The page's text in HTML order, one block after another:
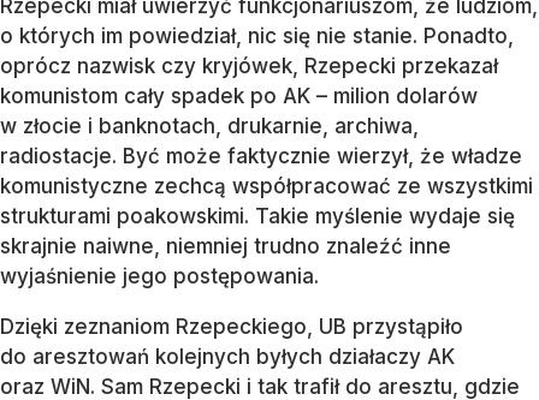
Rzepecki miał uwierzyć funkcjonariuszom, że ludziom,
o których im powiedział, nic się nie stanie. Ponadto,
oprócz nazwisk czy kryjówek, Rzepecki przekazał
komunistom cały spadek po AK – milion dolarów
w złocie i banknotach, drukarnie, archiwa,
radiostacje. Być może faktycznie wierzył, że władze
komunistyczne zechcą współpracować ze wszystkimi
strukturami poakowskimi. Takie myślenie wydaje się
skrajnie naiwne, niemniej trudno znaleźć inne
wyjaśnienie jego postępowania.
Dzięki zeznaniom Rzepeckiego, UB przystąpiło
do aresztowań kolejnych byłych działaczy AK
oraz WiN. Sam Rzepecki i tak trafił do aresztu, gdzie